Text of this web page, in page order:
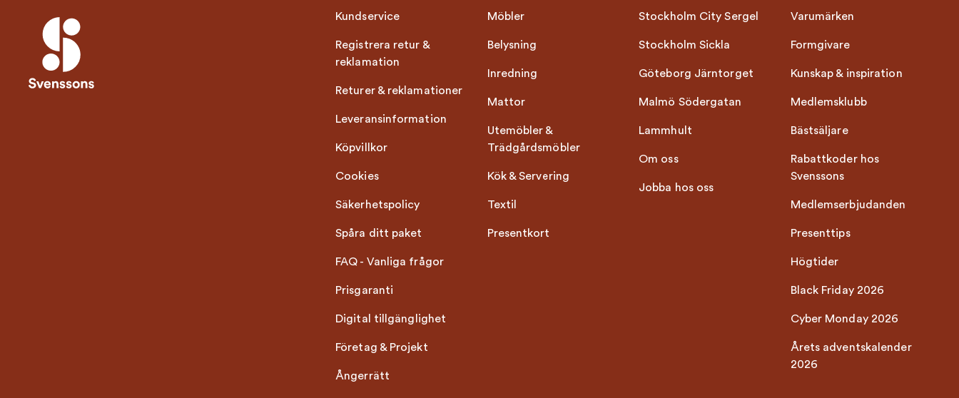
Kundservice
Registrera retur &
reklamation
Returer & reklamationer
Leveransinformation
Köpvillkor
Cookies
Säkerhetspolicy
Spåra ditt paket
FAQ - Vanliga frågor
Prisgaranti
Digital tillgänglighet
Företag & Projekt
Ångerrätt
Möbler
Belysning
Inredning
Mattor
Utemöbler &
Trädgårdsmöbler
Kök & Servering
Textil
Presentkort
Stockholm City Sergel
Stockholm Sickla
Göteborg Järntorget
Malmö Södergatan
Lammhult
Om oss
Jobba hos oss
Varumärken
Formgivare
Kunskap & inspiration
Medlemsklubb
Bästsäljare
Rabattkoder hos
Svenssons
Medlemserbjudanden
Presenttips
Högtider
Black Friday 2026
Cyber Monday 2026
Årets adventskalender
2026